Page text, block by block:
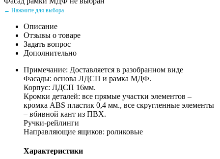
← Нажмите для выбора
Описание
Отзывы о товаре
Задать вопрос
Дополнительно
Примечание: Доставляется в разобранном виде
Фасады: основа ЛДСП и рамка МДФ.
Корпус: ЛДСП 16мм.
Кромки деталей: все прямые участки элементов –
кромка ABS пластик 0,4 мм., все скругленные элементы
– вбивной кант из ПВХ.
Ручки-рейлинги
Направляющие ящиков: роликовые
Характеристики